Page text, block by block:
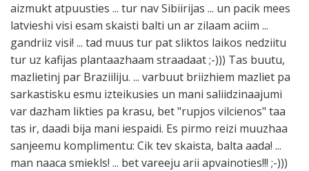
aizmukt atpuusties ... tur nav Sibiirijas ... un pacik mees
latvieshi visi esam skaisti balti un ar zilaam aciim ...
gandriiz visi! ... tad muus tur pat sliktos laikos nedziitu
tur uz kafijas plantaazhaam straadaat ;-))) Tas buutu,
mazlietinj par Braziiliju. ... varbuut briizhiem mazliet pa
sarkastisku esmu izteikusies un mani saliidzinaajumi
var dazham likties pa krasu, bet "rupjos vilcienos" taa
tas ir, daadi bija mani iespaidi. Es pirmo reizi muuzhaa
sanjeemu komplimentu: Cik tev skaista, balta aada! ...
man naaca smiekls! ... bet vareeju arii apvainoties!!! ;-)))